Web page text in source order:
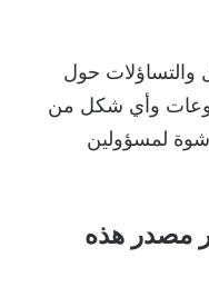
والتساؤلات حول
وأي شكل من
لمسؤولين
مصدر هذه